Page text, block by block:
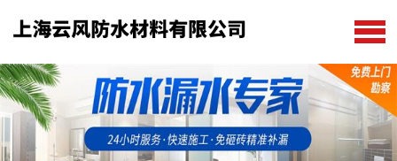
公司首页
关于我们
防水补漏